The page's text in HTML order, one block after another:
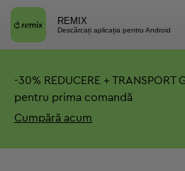
REMIX
Descărcați aplicația pentru Android
-30% REDUCERE + TRANSPORT
pentru prima comandă
Cumpără acum